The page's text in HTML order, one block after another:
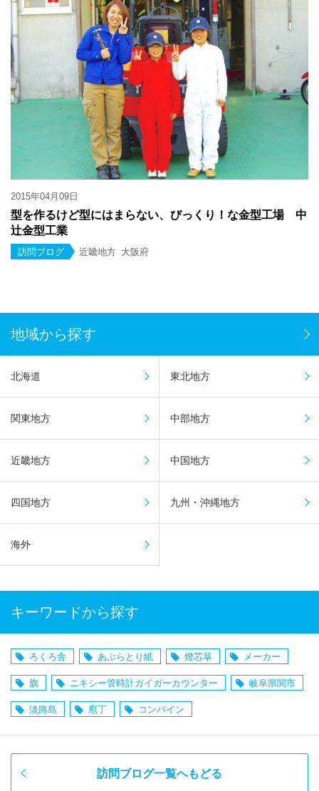
2015年04月09日
型を作るけど型にはまらない、びっくり！な金型工場 中
辻金型工業
訪問ブログ 近畿地方 大阪府
地域から探す
北海道 東北地方
関東地方 中部地方
近畿地方 中国地方
四国地方 九州・沖縄地方
海外
キーワードから探す
ろくろ舎 あぶらとり紙 燈芯草 メーカー
旗 ニキシー管時計ガイガーカウンター 岐阜県関市
淡路島 庖丁 コンバイン
訪問ブログ一覧へもどる